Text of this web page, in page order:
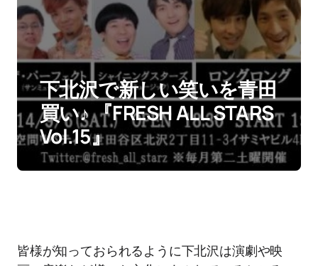
下北沢で新しい笑いを青田
買い♪ 『FRESH ALL STARS
Vol.15』
皆様が知っておられるように下北沢は演劇や映